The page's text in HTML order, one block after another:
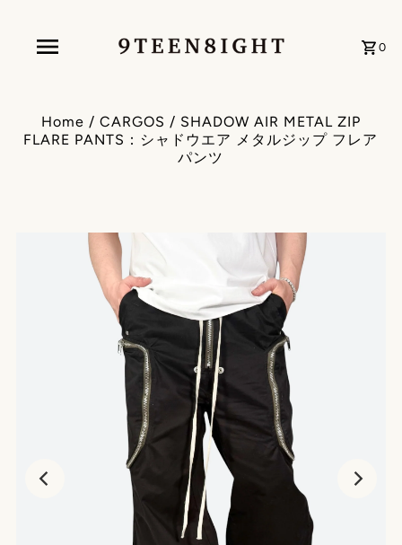
0
Home / CARGOS / SHADOW AIR METAL ZIP
FLARE PANTS：シャドウエア メタルジップ フレア
パンツ
再
生